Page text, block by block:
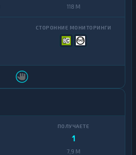
118 M
1
7,9 M